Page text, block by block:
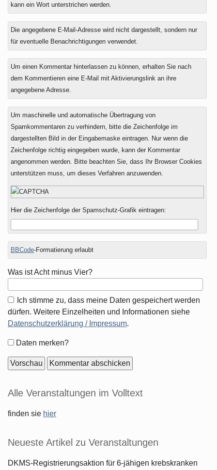
kann ein Wort unterstrichen werden.
Die angegebene E-Mail-Adresse wird nicht dargestellt, sondern nur
für eventuelle Benachrichtigungen verwendet.
Um einen Kommentar hinterlassen zu können, erhalten Sie nach
dem Kommentieren eine E-Mail mit Aktivierungslink an ihre
angegebene Adresse.
Um maschinelle und automatische Übertragung von
Spamkommentaren zu verhindern, bitte die Zeichenfolge im
dargestellten Bild in der Eingabemaske eintragen. Nur wenn die
Zeichenfolge richtig eingegeben wurde, kann der Kommentar
angenommen werden. Bitte beachten Sie, dass Ihr Browser Cookies
unterstützen muss, um dieses Verfahren anzuwenden.
Hier die Zeichenfolge der Spamschutz-Grafik eintragen:
BBCode-Formatierung erlaubt
Was ist Acht minus Vier?
Ich stimme zu, dass meine Daten gespeichert werden
dürfen. Weitere Einzelheiten und Informationen siehe
Datenschutzerklärung / Impressum.
Formular-
Daten merken?
Seitenleiste
Alle Veranstaltungen im Volltext
finden sie hier
Neueste Artikel zu Veranstaltungen
DKMS-Registrierungsaktion für 6-jähigen krebskranken